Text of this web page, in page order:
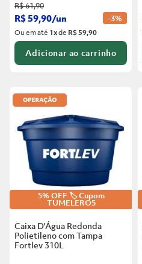
R$61,90
R$59,90/un -3%
Ou em até 1xde R$ 59,90
Adicionar ao carrinho
5% OFF 🏷️ Cupom
TUMELERO5
Caixa D'Água Redonda
Polietileno com Tampa
Fortlev 310L